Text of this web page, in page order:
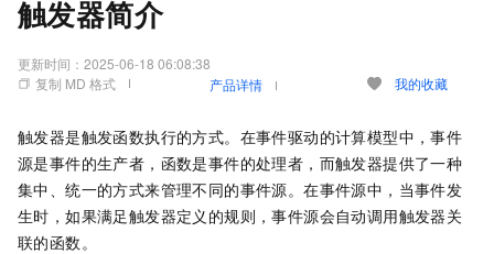
触发器简介
更新时间： 2025-06-18 06:08:38
复制 MD 格式
产品详情 我的收藏
触发器是触发函数执行的方式。在事件驱动的计算模型中，事件
源是事件的生产者，函数是事件的处理者，而触发器提供了一种
集中、统一的方式来管理不同的事件源。在事件源中，当事件发
生时，如果满足触发器定义的规则，事件源会自动调用触发器关
联的函数。